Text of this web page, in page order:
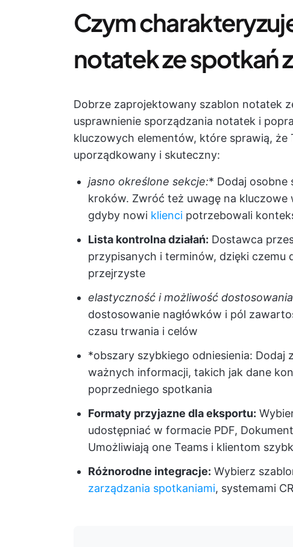
Czym
notatek ze spotkań
Dobrze zaprojektowany szablon notatek
usprawnienie sporządzania notatek i
kluczowych elementów, które sprawią,
uporządkowany i skuteczny:
jasno określone sekcje:* Dodaj osobne
kroków. Zwróć też uwagę na
gdyby nowi klienci potrzebowali
Lista kontrolna działań: Dostawca
przypisanych i terminów, dzięki czemu
przejrzyste
elastyczność i możliwość
dostosowanie nagłówków i pól
czasu trwania i celów
*obszary szybkiego odniesienia: Dodaj
ważnych informacji, takich jak dane
poprzedniego spotkania
Formaty przyjazne dla eksportu:
udostępniać w formacie PDF,
Umożliwiają one Teams i klientom
Różnorodne integracje: Wybierz
zarządzania spotkaniami, systemami